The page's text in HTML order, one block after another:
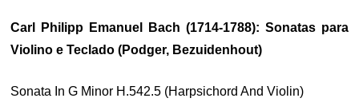
Carl Philipp Emanuel Bach (1714-1788): Sonatas para
Violino e Teclado (Podger, Bezuidenhout)
Sonata In G Minor H.542.5 (Harpsichord And Violin)